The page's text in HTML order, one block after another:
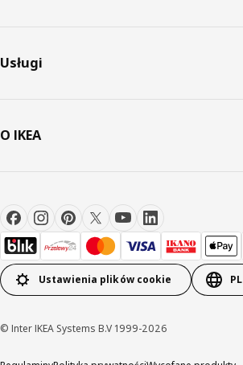
Usługi
O IKEA
Ustawienia plików cookie PL
© Inter IKEA Systems B.V 1999-2026